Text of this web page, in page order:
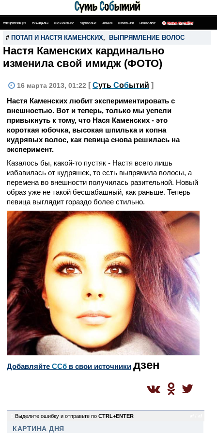
СПЕЦОПЕРАЦИЯ СКАНДАЛЫ ШОУ-БИЗНЕС ЗДОРОВЬЕ АРМИЯ ШПИОНАЖ НЕКРОЛОГ ПОИСК ПО САЙТУ
# ПОТАП И НАСТЯ КАМЕНСКИХ, ВЫПРЯМЛЕНИЕ ВОЛОС
Настя Каменских кардинально
изменила свой имидж (ФОТО)
16 марта 2013, 01:22 [ Суть Событий ]
Настя Каменских любит экспериментировать с
внешностью. Вот и теперь, только мы успели
привыкнуть к тому, что Нася Каменских - это
короткая юбочка, высокая шпилька и копна
кудрявых волос, как певица снова решилась на
эксперимент.
Казалось бы, какой-то пустяк - Настя всего лишь
избавилась от кудряшек, то есть выпрямила волосы, а
перемена во внешности получилась разительной. Новый
образ уже не такой бесшабашный, как раньше. Теперь
певица выглядит гораздо более стильно.
Добавляйте CСб в свои источники дзен
Выделите ошибку и отправьте по CTRL+ENTER
КАРТИНА ДНЯ